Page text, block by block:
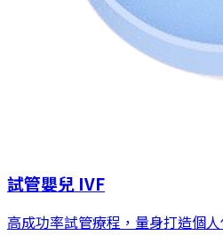
試管嬰兒 IVF
高成功率試管療程，量身打造個